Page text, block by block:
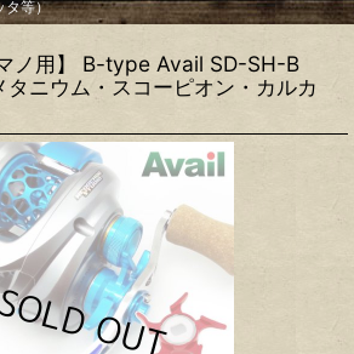
タ等）
ノ用】 B-type Avail SD-SH-B
タニウム・スコーピオン・カルカ